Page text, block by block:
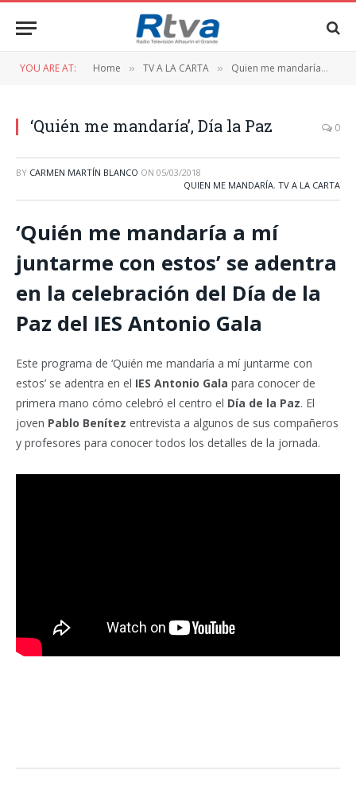
YOU ARE AT: Home » TV A LA CARTA » Quien me mandaría
‘Quién me mandaría’, Día la Paz 0
BY CARMEN MARTÍN BLANCO ON 05/03/2018
QUIEN ME MANDARÍA, TV A LA CARTA
‘Quién me mandaría a mí
juntarme con estos’ se adentra
en la celebración del Día de la
Paz del IES Antonio Gala
Este programa de ‘Quién me mandaría a mí juntarme con
estos’ se adentra en el IES Antonio Gala para conocer de
primera mano cómo celebró el centro el Día de la Paz. El
joven Pablo Benítez entrevista a algunos de sus compañeros
y profesores para conocer todos los detalles de la jornada.